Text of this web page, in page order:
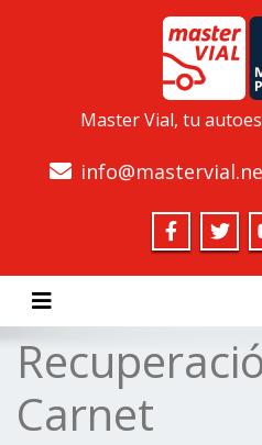
Master Vial, tu
Toggle navigation
Carnet